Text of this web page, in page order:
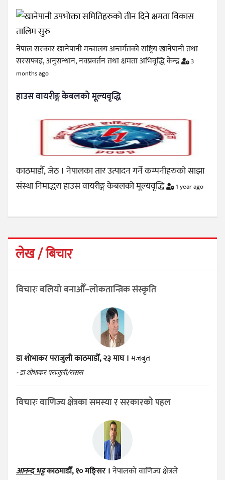
नेपाल सरकार खानेपानी मन्त्रालय अन्तर्गतको राष्ट्रिय खानेपानी तथा
सरसफाइ, अनुसन्धान, नवप्रवर्तन तथा क्षमता अभिवृद्धि केन्द्र
3
months ago
हाउस वायरीङ्ग केबलको मूल्यवृद्धि
काठमाडौँ, जेठ । नेपालका तार उत्पादन गर्ने कम्पनीहरुको साझा
संस्था निमाद्धरा हाउस वायरीङ्ग केबलको मूल्यवृद्धि
1 year ago
लेख / बिचार
विचारः बलियो बनाऔँ–लोकतान्त्रिक संस्कृति
डा शोभाकर पराजुलीकाठमाडौँ, २३ माघ ।मजबुत
- डा शोभाकर पराजुली/रासस
विचारः वाणिज्य क्षेत्रका समस्या र सरकारको पहल
आनन्द भट्टकाठमाडौँ, १० मङ्सिर ।नेपालको वाणिज्य क्षेत्रले